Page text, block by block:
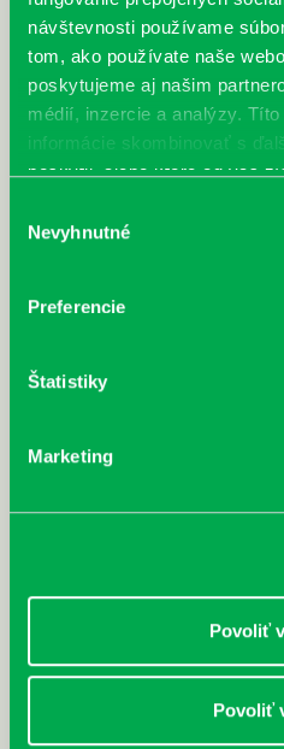
návštevnosti používame
tom, ako používate naše
poskytujeme aj našim
médií, inzercie a analýzy.
informácie skombinovať s
poskytli, alebo ktoré od vás
súhlasu
Nevyhnutné
Preferencie
Štatistiky
Marketing
Povoliť
Povoliť